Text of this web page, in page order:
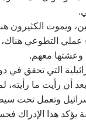
ويموت الكثيرون
في أيلول (سبتمبر) 1982، بعد شهر
وعشتها معهم.‏
للجنة التحقيق
رأيت ما رأيته،
لإسرائيل وتعمل تحت